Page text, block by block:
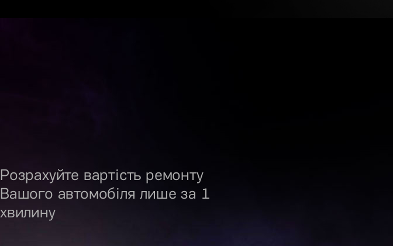
Розрахуйте вартість ремонту
Вашого автомобіля лише за 1
хвилину